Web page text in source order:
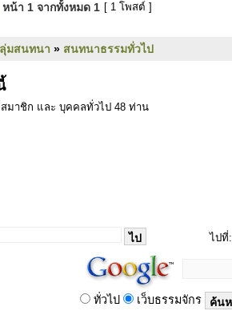
หน้า 1 จากทั้งหมด 1 [ 1 โพสต์ ]
มสนทนา » สนทนาธรรมทั่วไป
มาชิก และ บุคคลทั่วไป 48 ท่าน
ไปที่:
ทั่วไป เว็บธรรมจักร